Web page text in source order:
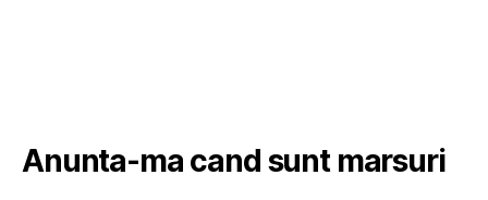
Anunta-ma cand sunt marsuri